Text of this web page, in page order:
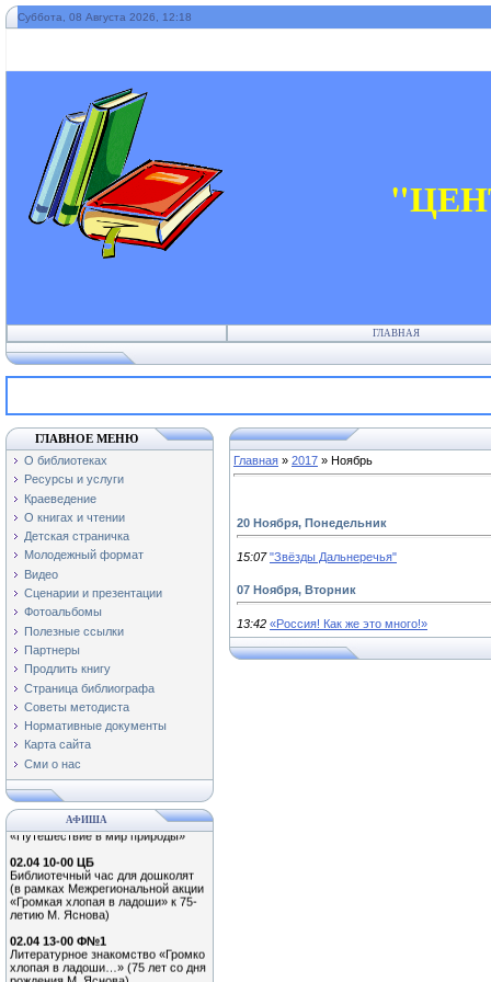
Суббота, 08 Августа 2026, 12:18
ГЛАВНАЯ
ГЛАВНОЕ МЕНЮ
О библиотеках
Ресурсы и услуги
Краеведение
О книгах и чтении
Детская страничка
Молодежный формат
Видео
Сценарии и презентации
Фотоальбомы
Полезные ссылки
Партнеры
Продлить книгу
Страница библиографа
Советы методиста
Нормативные документы
Карта сайта
Сми о нас
АФИША
01.04 11-00 Ф№3
Экологический час «Наши
крылатые друзья!»
(Международный день птиц)
0.04 13-00 Ф№1
Обзор книжной выставки
«Путешествие в мир природы»
02.04 10-00 ЦБ
Библиотечный час для дошколят
(в рамках Межрегиональной акции
«Громкая хлопая в ладоши» к 75-
летию М. Яснова)
02.04 13-00 Ф№1
Литературное знакомство «Громко
хлопая в ладоши…» (75 лет со дня
рождения М. Яснова)
02.04 12-00 Ф№2
Главная » 2017 » Ноябрь
20 Ноября, Понедельник
15:07 "Звёзды Дальнеречья"
07 Ноября, Вторник
13:42 «Россия! Как же это много!»